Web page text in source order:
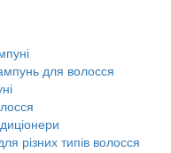
для волосся
різних типів волосся